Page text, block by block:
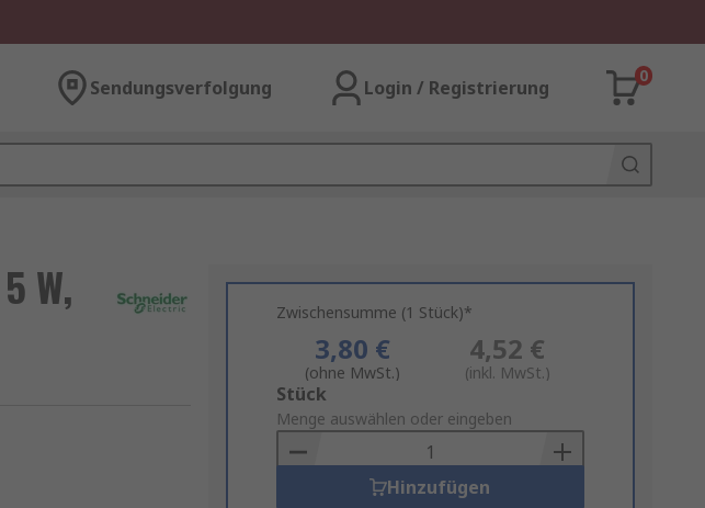
Sendungsverfolgung Login / Registrierung
0
W, Zwischensumme (1 Stück)*
3,80 €
(ohne MwSt.)
4,52 €
(inkl. MwSt.)
Add
to
Basket
Stück
Menge auswählen oder eingeben
Hinzufügen